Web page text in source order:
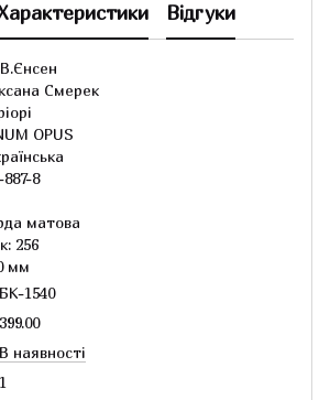
Відгуки
Смерек
OPUS
8
матова
256
мм
БК-1540
399.00
В наявності
1